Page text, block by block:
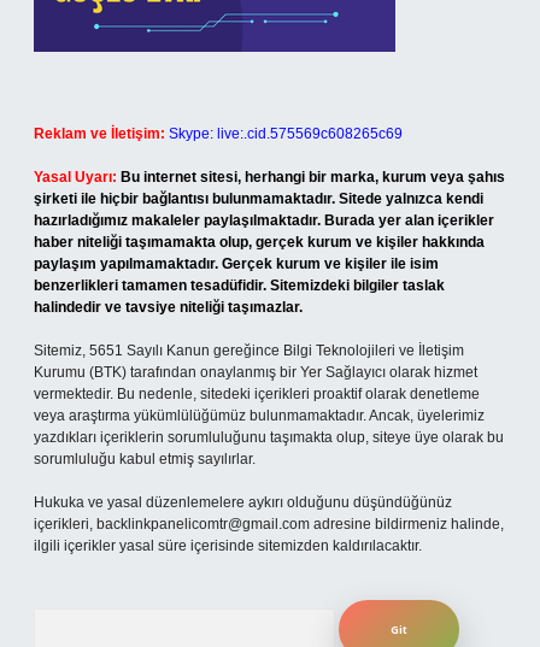
Reklam ve İletişim: Skype: live:.cid.575569c608265c69
Yasal Uyarı: Bu internet sitesi, herhangi bir marka, kurum veya şahıs
şirketi ile hiçbir bağlantısı bulunmamaktadır. Sitede yalnızca kendi
hazırladığımız makaleler paylaşılmaktadır. Burada yer alan içerikler
haber niteliği taşımamakta olup, gerçek kurum ve kişiler hakkında
paylaşım yapılmamaktadır. Gerçek kurum ve kişiler ile isim
benzerlikleri tamamen tesadüfidir. Sitemizdeki bilgiler taslak
halindedir ve tavsiye niteliği taşımazlar.
Sitemiz, 5651 Sayılı Kanun gereğince Bilgi Teknolojileri ve İletişim
Kurumu (BTK) tarafından onaylanmış bir Yer Sağlayıcı olarak hizmet
vermektedir. Bu nedenle, sitedeki içerikleri proaktif olarak denetleme
veya araştırma yükümlülüğümüz bulunmamaktadır. Ancak, üyelerimiz
yazdıkları içeriklerin sorumluluğunu taşımakta olup, siteye üye olarak bu
sorumluluğu kabul etmiş sayılırlar.
Hukuka ve yasal düzenlemelere aykırı olduğunu düşündüğünüz
içerikleri, backlinkpanelicomtr@gmail.com adresine bildirmeniz halinde,
ilgili içerikler yasal süre içerisinde sitemizden kaldırılacaktır.